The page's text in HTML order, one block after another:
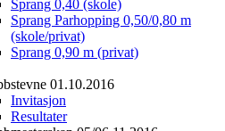
Sprang 0,40 (skole)
Sprang Parhopping 0,50/0,80 m
(skole/privat)
Sprang 0,90 m (privat)
01.10.2016
Invitasjon
Resultater